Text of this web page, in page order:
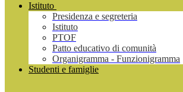
Istituto
Presidenza e segreteria
Istituto
PTOF
Patto educativo di comunità
Organigramma - Funzionigramma
Studenti e famiglie